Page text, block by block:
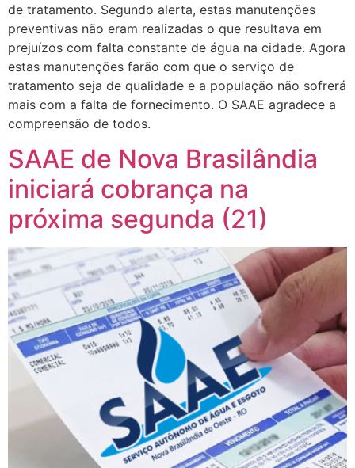
de tratamento. Segundo alerta, estas manutenções
preventivas não eram realizadas o que resultava em
prejuízos com falta constante de água na cidade. Agora
estas manutenções farão com que o serviço de
tratamento seja de qualidade e a população não sofrerá
mais com a falta de fornecimento. O SAAE agradece a
compreensão de todos.
SAAE de Nova Brasilândia
iniciará cobrança na
próxima segunda (21)